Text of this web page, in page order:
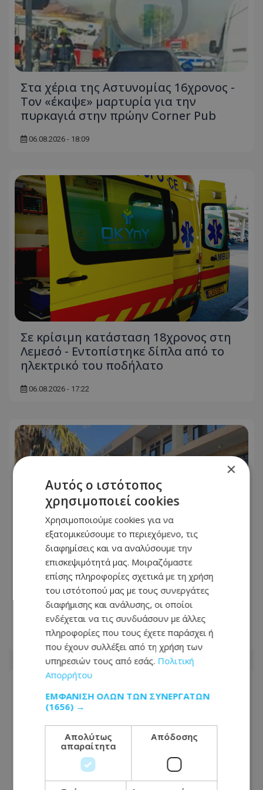
Στα χέρια της Αστυνομίας 16χρονος -
Τον «έκαψε» μαρτυρία για την
πυρκαγιά στην πρώην Corner Pub
06.08.2026 - 18:09
Σε κρίσιμη κατάσταση 18χρονος στη
Λεμεσό - Εντοπίστηκε δίπλα από το
ηλεκτρικό του ποδήλατο
06.08.2026 - 17:22
Στο Κακουργιοδικείο οι πέντε για
τρομοκρατία – Στο επίκεντρο
ισραηλινοί στόχοι στην Κύπρο
06.08.2026 - 16:14
×
Αυτός ο ιστότοπος
χρησιμοποιεί cookies
Χρησιμοποιούμε cookies για να
εξατομικεύσουμε το περιεχόμενο, τις
διαφημίσεις και να αναλύσουμε την
επισκεψιμότητά μας. Μοιραζόμαστε
επίσης πληροφορίες σχετικά με τη χρήση
του ιστότοπού μας με τους συνεργάτες
διαφήμισης και ανάλυσης, οι οποίοι
ενδέχεται να τις συνδυάσουν με άλλες
πληροφορίες που τους έχετε παράσχει ή
που έχουν συλλέξει από τη χρήση των
υπηρεσιών τους από εσάς. Πολιτική
Απορρήτου
ΕΜΦΆΝΙΣΗ ΌΛΩΝ ΤΩΝ ΣΥΝΕΡΓΑΤΏΝ
(1656) →
Απολύτως
απαραίτητα
Απόδοσης